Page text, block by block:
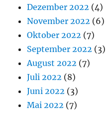
Dezember 2022 (4)
November 2022 (6)
Oktober 2022 (7)
September 2022 (3)
August 2022 (7)
Juli 2022 (8)
Juni 2022 (3)
Mai 2022 (7)